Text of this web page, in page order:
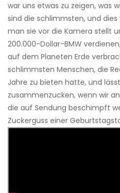
war uns etwas zu zeigen, was
sind die schlimmsten, und
man sie vor die Kamera stellt
200.000-Dollar-BMW
auf dem Planeten Erde
schlimmsten Menschen, die
Jahre zu bieten hatte, und
zusammenzucken, wenn wir
die auf Sendung beschimpft
Zuckerguss einer